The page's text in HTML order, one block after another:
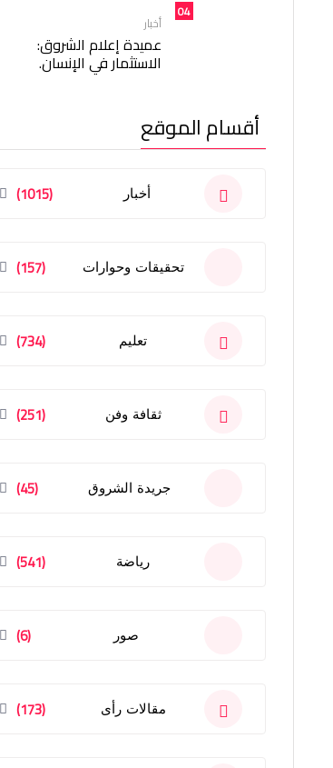
04
أخبار
عميدة إعلام الشروق:
الاستثمار في الإنسان.
أقسام الموقع
أخبار (1015)
تحقيقات وحوارات (157)
تعليم (734)
ثقافة وفن (251)
جريدة الشروق (45)
رياضة (541)
صور (6)
مقالات رأى (173)